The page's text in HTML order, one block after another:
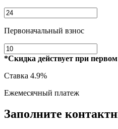
Первоначальный взнос
*Скидка действует при первом
Ставка 4.9%
Ежемесячный платеж
Заполните